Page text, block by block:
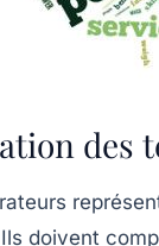
des
doivent